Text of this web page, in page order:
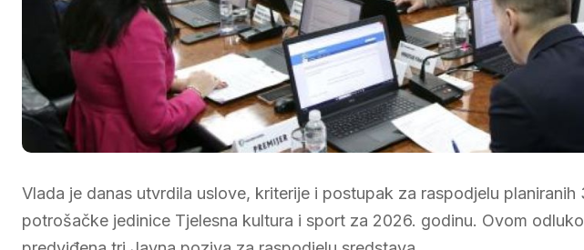
Vlada je danas utvrdila uslove, kriterije i postupak za raspodjelu planiranih
potrošačke jedinice Tjelesna kultura i sport za 2026. godinu. Ovom